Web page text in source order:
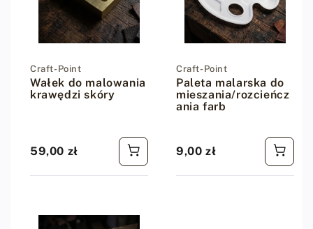
Dostawca:
Craft-Point
Wałek do malowania
krawędzi skóry
Cena regularna
59,00 zł
Dostawca:
Craft-Point
Paleta malarska do
mieszania/rozcieńcz
ania farb
Cena regularna
9,00 zł